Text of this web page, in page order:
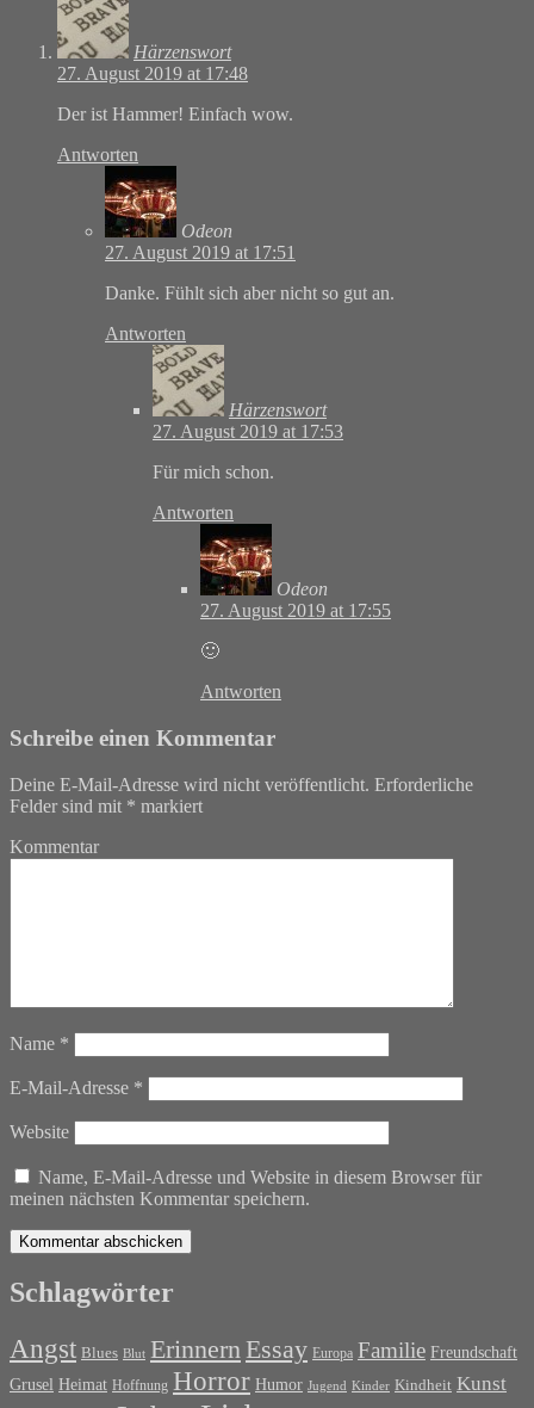
Härzenswort
27. August 2019 at 17:48
Der ist Hammer! Einfach wow.
Antworten
Odeon
27. August 2019 at 17:51
Danke. Fühlt sich aber nicht so gut an.
Antworten
Härzenswort
27. August 2019 at 17:53
Für mich schon.
Antworten
Odeon
27. August 2019 at 17:55
🙂
Antworten
Schreibe einen Kommentar
Deine E-Mail-Adresse wird nicht veröffentlicht. Erforderliche
Felder sind mit * markiert
Kommentar
Name *
E-Mail-Adresse *
Website
Name, E-Mail-Adresse und Website in diesem Browser für
meinen nächsten Kommentar speichern.
Schlagwörter
Angst Blues Blut Erinnern Essay Europa Familie Freundschaft
Grusel Heimat Hoffnung Horror Humor Jugend Kinder Kindheit Kunst